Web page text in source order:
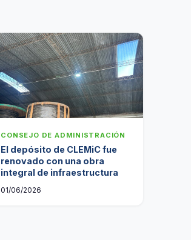
CONSEJO DE ADMINISTRACIÓN
El depósito de CLEMiC fue
renovado con una obra
integral de infraestructura
01/06/2026